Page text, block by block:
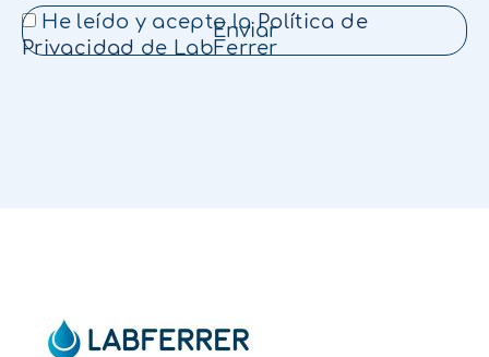
He leído y acepto la Política de
Privacidad de LabFerrer
Enviar